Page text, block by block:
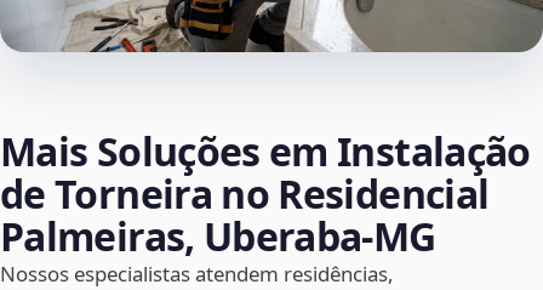
Mais Soluções em Instalação
de Torneira no Residencial
Palmeiras, Uberaba‑MG
Nossos especialistas atendem residências,